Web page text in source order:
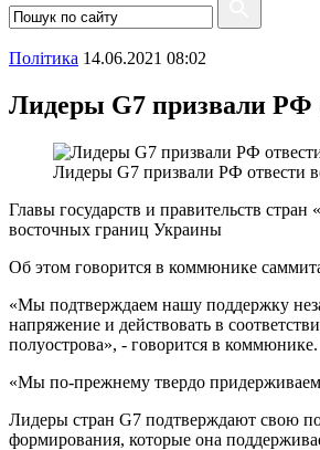
Полiтика 14.06.2021 08:02
Лидеры G7 призвали РФ
Лидеры G7 призвали РФ отвести
Главы государств и правительств
восточных границ Украины
Об этом говорится в коммюнике
«Мы подтверждаем нашу поддержку
напряжение и действовать в
полуострова», - говорится в коммюнике.
«Мы по-прежнему твердо
Лидеры стран G7 подтверждают свою
формирования, которые она